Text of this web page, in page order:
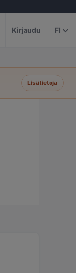
Kirjaudu FI
Lisätietoja